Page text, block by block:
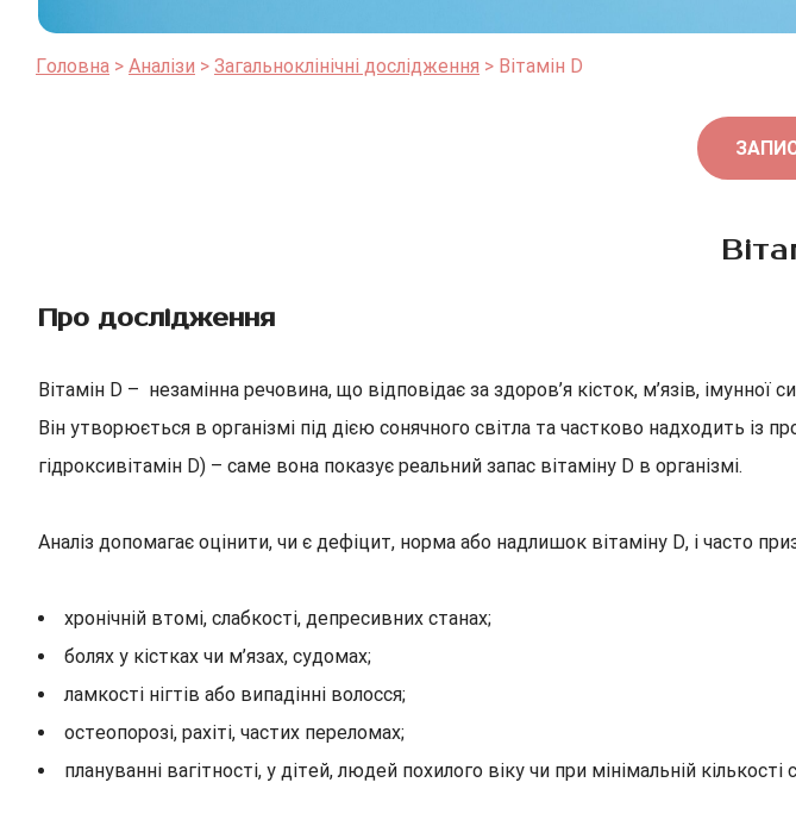
Головна Аналізи Загальноклінічні дослідження Вітамін D
Про дослідження
Вітамін D – незамінна речовина, що відповідає за здоров’я кісток, м’язів,
Він утворюється в організмі під дією сонячного світла та частково надходить
гідроксивітамін D) – саме вона показує реальний запас вітаміну D в організмі.
Аналіз допомагає оцінити, чи є дефіцит, норма або надлишок вітаміну D, і часто
хронічній втомі, слабкості, депресивних станах;
болях у кістках чи м’язах, судомах;
ламкості нігтів або випадінні волосся;
остеопорозі, рахіті, частих переломах;
плануванні вагітності, у дітей, людей похилого віку чи при мінімальній кількості